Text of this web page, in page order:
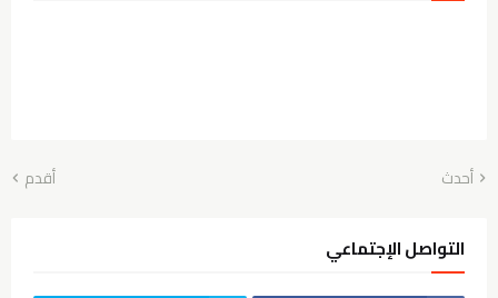
أحدث أقدم
التواصل الإجتماعي